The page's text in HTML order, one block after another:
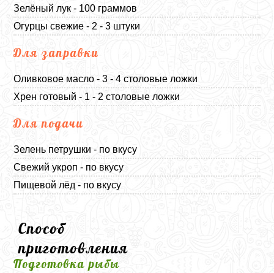
Зелёный лук - 100 граммов
Огурцы свежие - 2 - 3 штуки
Для заправки
Оливковое масло - 3 - 4 столовые ложки
Хрен готовый - 1 - 2 столовые ложки
Для подачи
Зелень петрушки - по вкусу
Свежий укроп - по вкусу
Пищевой лёд - по вкусу
Способ
приготовления
Подготовка рыбы